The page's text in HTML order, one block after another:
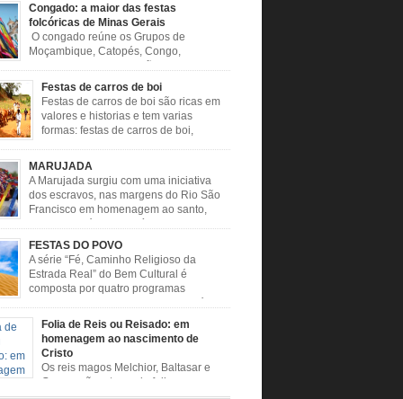
Congado: a maior das festas
folcóricas de Minas Gerais
O congado reúne os Grupos de
Moçambique, Catopés, Congo,
Marujada, Caboclos, Vilão e Candombe.
trazidos da África buscavam, através de
seus sentimentos e culto a sua fé. O
nasceu da fusão destes ritos com a religião
imposta aos negros pela Igreja, surgindo
que envolviam, sobretudo, Nossa
do […]
Festas de carros de boi
Festas de carros de boi são ricas em
valores e historias e tem varias
formas: festas de carros de boi,
boi, rodeios, carreatas de carros de boi,
carros de boi, carreteada, carreiros,
boiadas, carapinas, artesãos, exposição
ou seja é um ponto forte […]
MARUJADA
A Marujada surgiu com uma iniciativa
dos escravos, nas margens do Rio São
Francisco em homenagem ao santo,
dos negros escravizados, São Benedito.
foi assumido como sendo milagroso e
de suas causas. o ponto alto da festa
é a Marujada. […]
FESTAS DO POVO
A série “Fé, Caminho Religioso da
Estrada Real” do Bem Cultural é
composta por quatro programas
imaterial das cidades que fazem parte rota
que liga os Santuários de Nossa Senhora da
(MG) e Nossa Senhora da Conceição
(SP) pela Estrada Real. Quarto episódio […]
Folia de Reis ou Reisado: em
homenagem ao nascimento de
Cristo
Os reis magos Melchior, Baltasar e
Gaspar são o tema da folia, que